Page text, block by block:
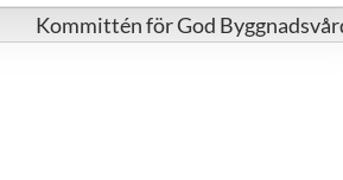
Kommittén för God